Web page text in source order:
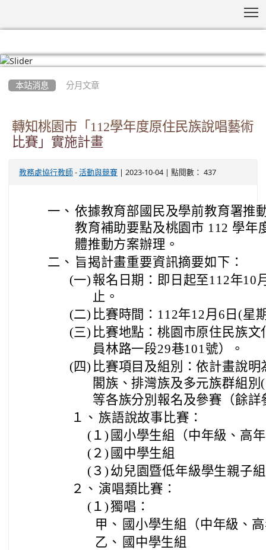
本站消息 分月文章
轉知桃園市「112學年度原住民族說唱藝術
比賽」實施計畫
教務處協行教師 - 活動與競賽 | 2023-10-04 | 點閱數： 437
一、 依據教育部國民及學前教育署推
教育補助要點及桃園市 112 學年
體推動方案辦理。
二、 旨揭計畫重要資訊摘要如下：
(一) 報名日期：即日起至112年10
止。
(二) 比賽時間：112年12月6日(星
(三) 比賽地點：桃園市原住民族
員林路一段29巷101號）。
(四) 比賽項目及組別：依計畫說
閣族、排灣族及多元族群組
等各族分別報名及參賽（餘詳
１、 族語說故事比賽：
(１) 國小學生組（中年級、高
(２) 國中學生組
(３) 幼兒園暨低年級學生親子組
２、 演唱類比賽：
(１)獨唱：
甲、 國小學生組（中年級、
乙、 國中學生組